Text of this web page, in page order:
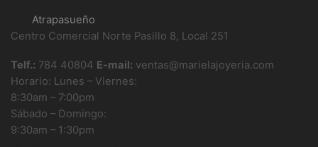
Atrapasueño
Centro Comercial Norte Pasillo 8, Local 251
Telf.: 784 40804 E-mail: ventas@marielajoyeria.com
Horario: Lunes – Viernes:
8:30am – 7:00pm
Sábado – Domingo:
9:30am – 1:30pm